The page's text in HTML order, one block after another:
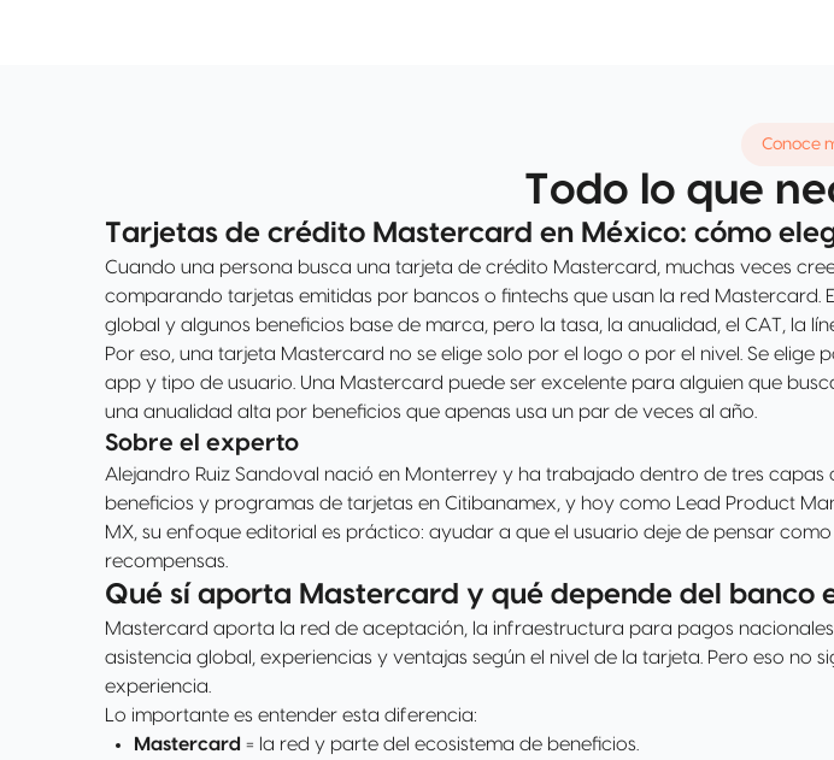
Conoce
Todo lo que
Tarjetas de crédito Mastercard en México: cómo
Cuando una persona busca una tarjeta de crédito Mastercard, muchas veces
comparando tarjetas emitidas por bancos o fintechs que usan la red
global y algunos beneficios base de marca, pero la tasa, la anualidad, el CAT, la
Por eso, una tarjeta Mastercard no se elige solo por el logo o por el nivel. Se
app y tipo de usuario. Una Mastercard puede ser excelente para alguien que
una anualidad alta por beneficios que apenas usa un par de veces al año.
Sobre el experto
Alejandro Ruiz Sandoval nació en Monterrey y ha trabajado dentro de tres
beneficios y programas de tarjetas en Citibanamex, y hoy como Lead Product
MX, su enfoque editorial es práctico: ayudar a que el usuario deje de pensar
recompensas.
Qué sí aporta Mastercard y qué depende del banco
Mastercard aporta la red de aceptación, la infraestructura para pagos
asistencia global, experiencias y ventajas según el nivel de la tarjeta. Pero eso
experiencia.
Lo importante es entender esta diferencia:
Mastercard = la red y parte del ecosistema de beneficios.